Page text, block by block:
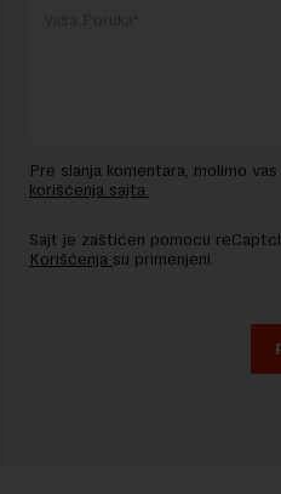
Pre slanja komentara, molimo
korišćenja sajta.
Sajt je zaštićen pomocu
Korišćenja su primenjeni.